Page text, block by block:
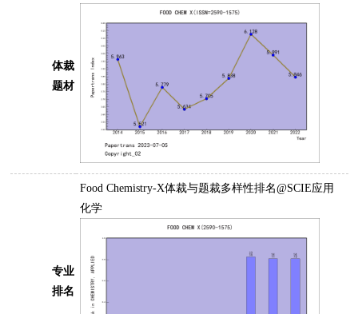
体裁
题材
专业
排名
Food Chemistry-X体裁与题裁多样性排名@SCIE应用
化学